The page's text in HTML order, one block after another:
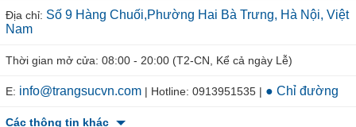
Địa chỉ: Số 9 Hàng Chuối,Phường Hai Bà Trưng, Hà Nội, Việt
Nam
Thời gian mở cửa: 08:00 - 20:00 (T2-CN, Kể cả ngày Lễ)
E: info@trangsucvn.com | Hotline: 0913951535 | ● Chỉ đường
Các thông tin khác